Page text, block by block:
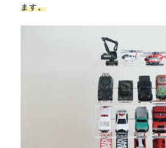
ます。